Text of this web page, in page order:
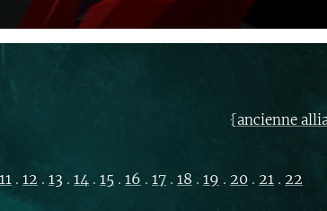
{ancienne
11 . 12 . 13 . 14 . 15 . 16 . 17 . 18 . 19 . 20 . 21 . 22